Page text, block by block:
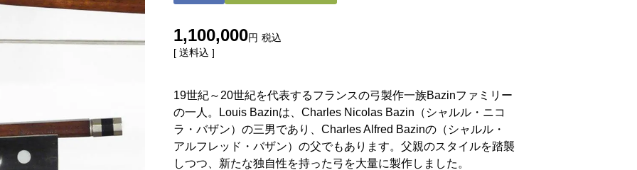
1,100,000
税込
送料込
19世紀～20世紀を代表するフランスの弓製作一族Bazinファミリー
の一人。Louis Bazinは、Charles Nicolas Bazin（シャルル・ニコ
ラ・バザン）の三男であり、Charles Alfred Bazinの（シャルル・
アルフレッド・バザン）の父でもあります。父親のスタイルを踏襲
しつつ、新たな独自性を持った弓を大量に製作しました。